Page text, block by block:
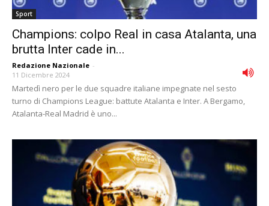
Sport
Champions: colpo Real in casa Atalanta, una
brutta Inter cade in...
Redazione Nazionale -
11 Dicembre 2024
Martedì nero per le due squadre italiane impegnate nel sesto
turno di Champions League: battute Atalanta e Inter. A Bergamo,
Atalanta-Real Madrid è uno...